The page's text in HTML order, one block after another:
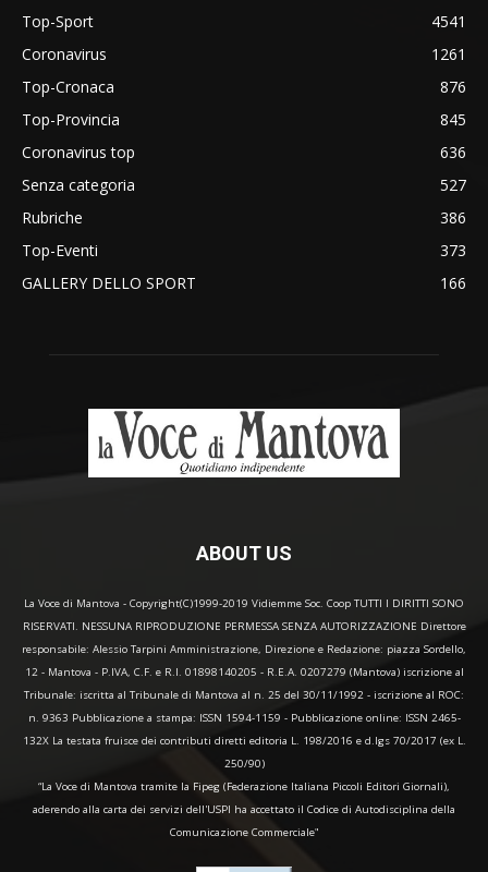
Top-Sport
4541
Coronavirus
1261
Top-Cronaca
876
Top-Provincia
845
Coronavirus top
636
Senza categoria
527
Rubriche
386
Top-Eventi
373
GALLERY DELLO SPORT
166
ABOUT US
La Voce di Mantova - Copyright(C)1999-2019 Vidiemme Soc. Coop TUTTI I DIRITTI SONO
RISERVATI. NESSUNA RIPRODUZIONE PERMESSA SENZA AUTORIZZAZIONE Direttore
responsabile: Alessio Tarpini Amministrazione, Direzione e Redazione: piazza Sordello,
12 - Mantova - P.IVA, C.F. e R.I. 01898140205 - R.E.A. 0207279 (Mantova) iscrizione al
Tribunale: iscritta al Tribunale di Mantova al n. 25 del 30/11/1992 - iscrizione al ROC:
n. 9363 Pubblicazione a stampa: ISSN 1594-1159 - Pubblicazione online: ISSN 2465-
132X La testata fruisce dei contributi diretti editoria L. 198/2016 e d.lgs 70/2017 (ex L.
250/90)
“La Voce di Mantova tramite la Fipeg (Federazione Italiana Piccoli Editori Giornali),
aderendo alla carta dei servizi dell'USPI ha accettato il Codice di Autodisciplina della
Comunicazione Commerciale"